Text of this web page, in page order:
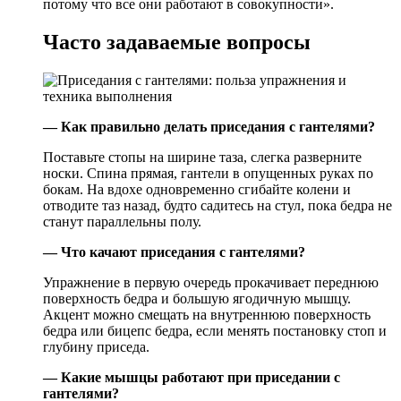
потому что все они работают в совокупности».
Часто задаваемые вопросы
— Как правильно делать приседания с гантелями?
Поставьте стопы на ширине таза, слегка разверните
носки. Спина прямая, гантели в опущенных руках по
бокам. На вдохе одновременно сгибайте колени и
отводите таз назад, будто садитесь на стул, пока бедра не
станут параллельны полу.
— Что качают приседания с гантелями?
Упражнение в первую очередь прокачивает переднюю
поверхность бедра и большую ягодичную мышцу.
Акцент можно смещать на внутреннюю поверхность
бедра или бицепс бедра, если менять постановку стоп и
глубину приседа.
— Какие мышцы работают при приседании с
гантелями?